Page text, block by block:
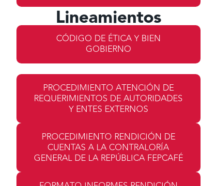
Lineamientos
CÓDIGO DE ÉTICA Y BIEN
GOBIERNO
PROCEDIMIENTO ATENCIÓN DE
REQUERIMIENTOS DE AUTORIDADES
Y ENTES EXTERNOS
PROCEDIMIENTO RENDICIÓN DE
CUENTAS A LA CONTRALORÍA
GENERAL DE LA REPÚBLICA FEPCAFÉ